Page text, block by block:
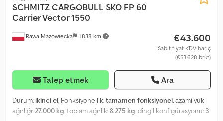
Rawa Mazowiecka 1.838 km
SCHMITZ CARGOBULL SKO FP 60
Carrier Vector 1550
€43.600
Sabit fiyat KDV hariç
(€53.628 brüt)
Talep etmek Ara
Durum: ikinci el, Fonksiyonellik:tamamen fonksiyonel, azami yük
ağırlığı:27.000 kg, toplam ağırlık:8.275 kg, dingil konfigürasyonu: 3